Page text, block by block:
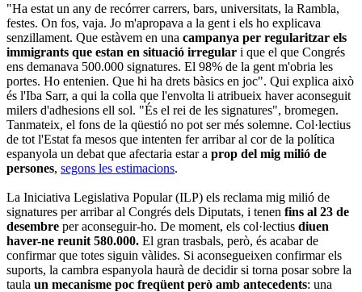
"Ha estat un any de recórrer carrers, bars, universitats, la Rambla,
festes. On fos, vaja. Jo m'apropava a la gent i els ho explicava
senzillament. Que estàvem en una campanya per regularitzar els
immigrants que estan en situació irregular i que el que Congrés
ens demanava 500.000 signatures. El 98% de la gent m'obria les
portes. Ho entenien. Que hi ha drets bàsics en joc". Qui explica això
és l'Iba Sarr, a qui la colla que l'envolta li atribueix haver aconseguit
milers d'adhesions ell sol. "És el rei de les signatures", bromegen.
Tanmateix, el fons de la qüestió no pot ser més solemne. Col·lectius
de tot l'Estat fa mesos que intenten fer arribar al cor de la política
espanyola un debat que afectaria estar a prop del mig milió de
persones, segons les estimacions.
La Iniciativa Legislativa Popular (ILP) els reclama mig milió de
signatures per arribar al Congrés dels Diputats, i tenen fins al 23 de
desembre per aconseguir-ho. De moment, els col·lectius diuen
haver-ne reunit 580.000. El gran trasbals, però, és acabar de
confirmar que totes siguin vàlides. Si aconsegueixen confirmar els
suports, la cambra espanyola haurà de decidir si torna posar sobre la
taula un mecanisme poc freqüent però amb antecedents: una